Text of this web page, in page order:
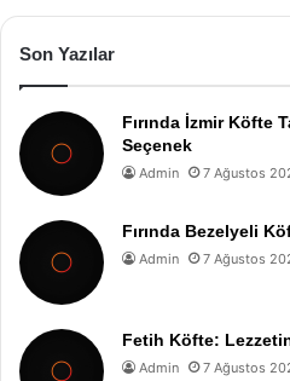
Son Yazılar
Fırında İzmir Köfte
Seçenek
Admin 7 Ağustos
Fırında Bezelyeli
Admin 7 Ağustos
Fetih Köfte:
Admin 7 Ağustos